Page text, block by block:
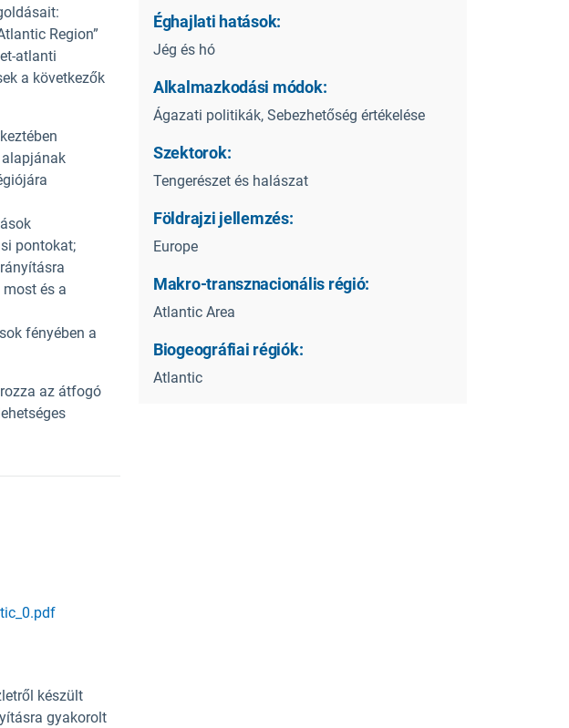
Region”
atlanti
a következők
pontokat;
és a
fényében a
az átfogó
készült
gyakorolt
Éghajlati hatások:
Jég és hó
Alkalmazkodási módok:
Ágazati politikák, Sebezhetőség értékelése
Szektorok:
Tengerészet és halászat
Földrajzi jellemzés:
Europe
Makro-transznacionális régió:
Atlantic Area
Biogeográfiai régiók:
Atlantic